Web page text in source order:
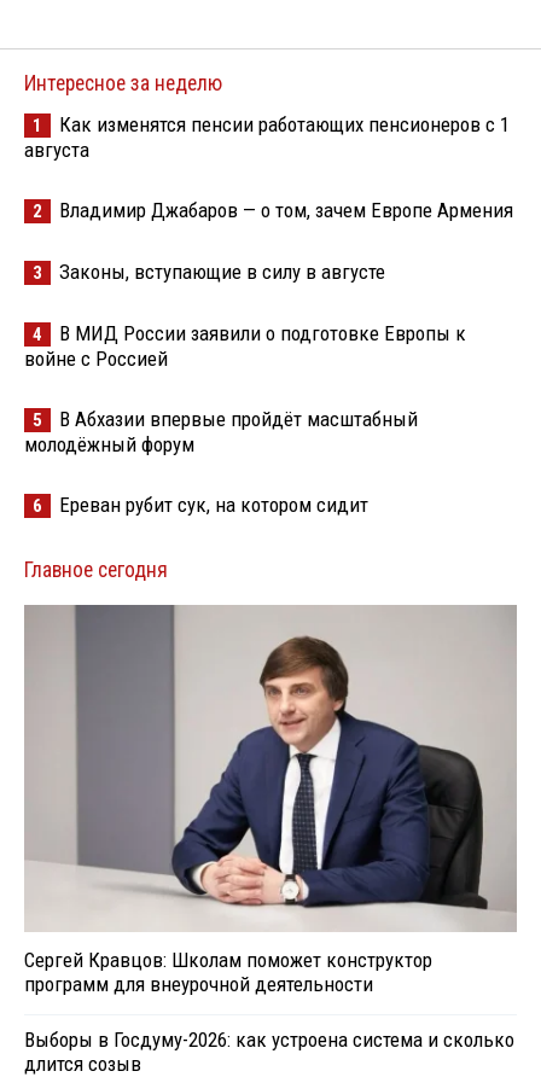
Интересное за неделю
1
Как изменятся пенсии работающих пенсионеров с 1
августа
2 Владимир Джабаров — о том, зачем Европе Армения
3 Законы, вступающие в силу в августе
4
В МИД России заявили о подготовке Европы к
войне с Россией
5
В Абхазии впервые пройдёт масштабный
молодёжный форум
6 Ереван рубит сук, на котором сидит
Главное сегодня
Сергей Кравцов: Школам поможет конструктор
программ для внеурочной деятельности
Выборы в Госдуму-2026: как устроена система и сколько
длится созыв